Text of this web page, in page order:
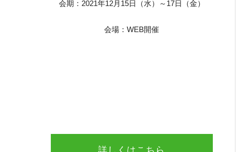
会期：2021年12月15日（水）～17日（金）
会場：WEB開催
詳しくはこちら